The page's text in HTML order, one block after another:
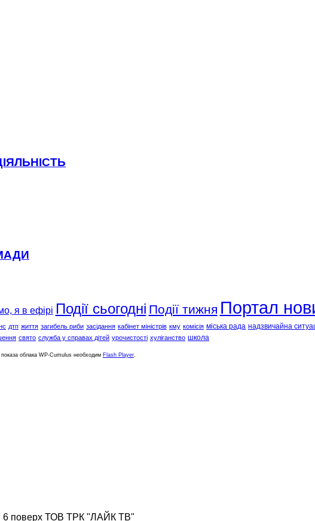
я в ефірі Події сьогодні Події тижня Портал
дтп життя загибель риби засідання кабінет міністрів кму комісія міська рада надзвичайна
свято служба у справах дітей урочистості хуліганство школа
показа облака WP-Cumulus необходим Flash Player
6 поверх ТОВ ТРК "ЛАЙК ТВ"